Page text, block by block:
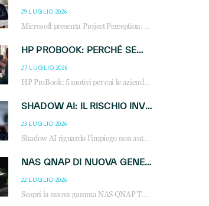
29 LUGLIO 2026
Microsoft presenta Project Perception: scopri come gli agenti AI possono trasformare cybersecurity, SOC e servizi gestiti degli MSP.
HP PROBOOK: PERCHÉ SEMPRE PIÙ AZIENDE SCELGONO NOTEBOOK PROGETTATI PER IL LAVORO MODERNO
27 LUGLIO 2026
HP ProBook: 5 motivi per cui le aziende scelgono i notebook business HP per migliorare produttività, sicurezza e gestione dell’AI.
SHADOW AI: IL RISCHIO INVISIBILE CHE LE AZIENDE POSSONO GOVERNARE
23 LUGLIO 2026
Shadow AI riguardo l’impiego non autorizzato di sistemi AI all’interno dell’azienda. E’ una pratica che si diffonde a partire dai dipendenti fino ai dirigenti e mette a repentaglio la cybersecurity, con costi più elevati per le organizzazioni. Due recenti report illustrano il fenomeno e forniscono dati in merito
NAS QNAP DI NUOVA GENERAZIONE: PIÙ PRESTAZIONI, SCALABILITÀ E PROTEZIONE DEI DATI PER LE INFRASTRUTTURE IT MODERNE
22 LUGLIO 2026
Scopri la nuova gamma NAS QNAP TS-h1465U-RP, TS-h1065eU e TS-h665U: storage aziendale con ZFS, DDR5, E1.S NVMe e connettività 2.5GbE per backup, virtualizzazione e cybersecurity.